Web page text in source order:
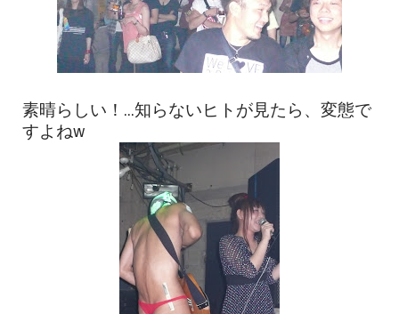
素晴らしい！...知らないヒトが見たら、変態で
すよねw